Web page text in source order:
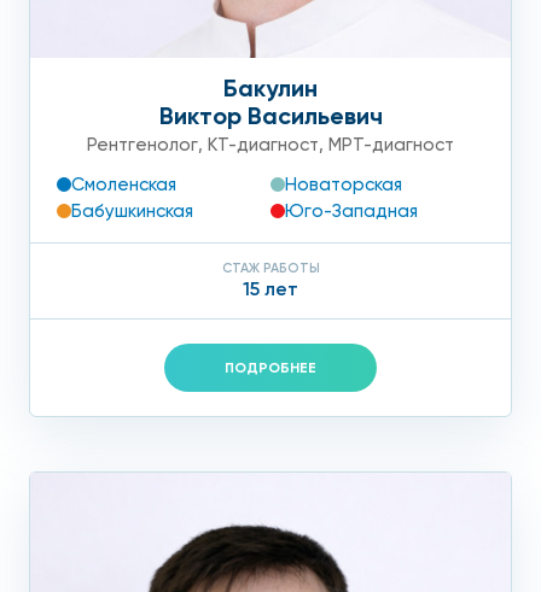
Бакулин
Виктор Васильевич
Рентгенолог, КТ-диагност, МРТ-диагност
Смоленская
Новаторская
Бабушкинская
Юго-Западная
СТАЖ РАБОТЫ
15 лет
ПОДРОБНЕЕ